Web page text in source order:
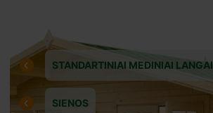
STANDARTINIAI MEDINIAI LANGAI
SIENOS